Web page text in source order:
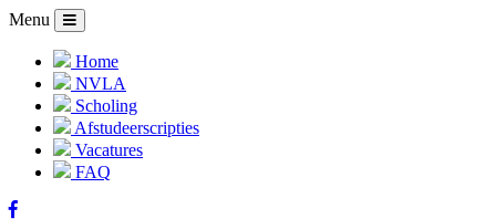
Menu
Home
NVLA
Scholing
Afstudeerscripties
Vacatures
FAQ